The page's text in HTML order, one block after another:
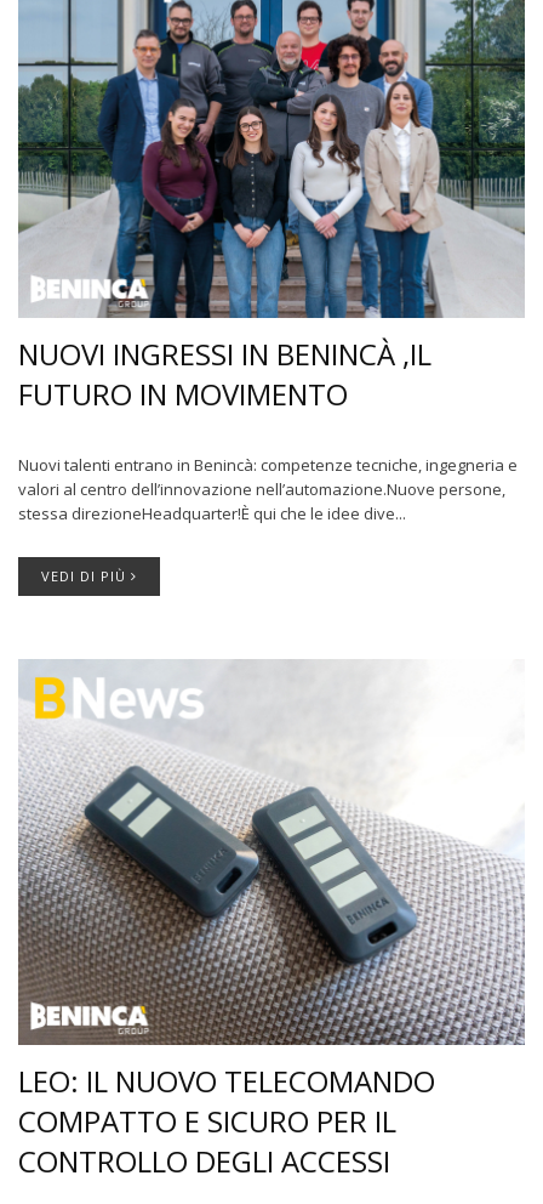
NUOVI INGRESSI IN BENINCÀ ,IL
FUTURO IN MOVIMENTO
Nuovi talenti entrano in Benincà: competenze tecniche, ingegneria e
valori al centro dell’innovazione nell’automazione.Nuove persone,
stessa direzioneHeadquarter!È qui che le idee dive...
VEDI DI PIÙ
LEO: IL NUOVO TELECOMANDO
COMPATTO E SICURO PER IL
CONTROLLO DEGLI ACCESSI